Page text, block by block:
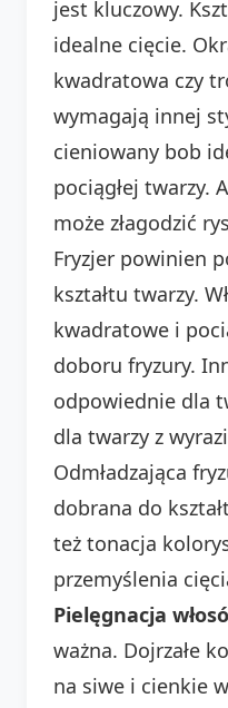
jest kluczowy.
idealne cięcie.
kwadratowa czy
wymagają innej
cieniowany bob
pociągłej twarzy.
może złagodzić
Fryzjer powinien
kształtu twarzy.
kwadratowe i
doboru fryzury.
odpowiednie dla
dla twarzy z
Odmładzająca
dobrana do
też tonacja
przemyślenia
Pielęgnacja
ważna. Dojrzałe
na siwe i cienkie